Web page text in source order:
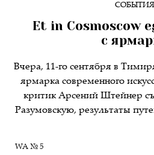
СОБЫТИЯ
Et in Cosmoscow
с
Вчера, 11-го сентября в
ярмарка современного
критик Арсений Штейнер
Разумовскую, результаты
WA № 5